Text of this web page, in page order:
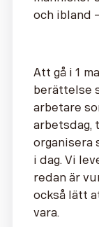
och ibland
Att gå i 1
berättelse
arbetare
arbetsdag,
organisera
i dag. Vi
redan är
också lätt
vara.